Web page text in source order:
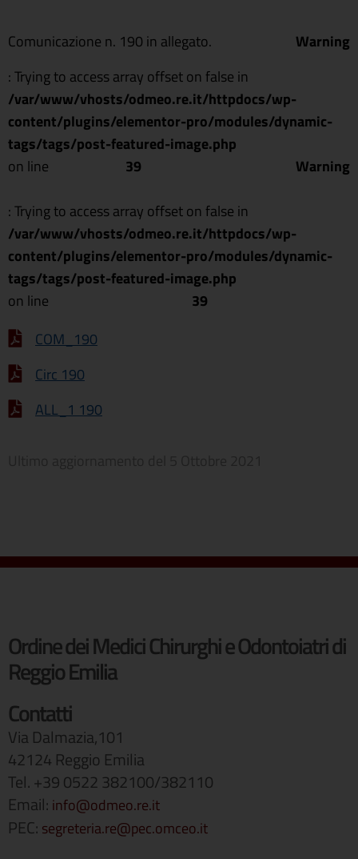
Comunicazione n. 190 in allegato.
Warning
: Trying to access array offset on false in
/var/www/vhosts/odmeo.re.it/httpdocs/wp-
content/plugins/elementor-pro/modules/dynamic-
tags/tags/post-featured-image.php
on line
39 Warning
: Trying to access array offset on false in
/var/www/vhosts/odmeo.re.it/httpdocs/wp-
content/plugins/elementor-pro/modules/dynamic-
tags/tags/post-featured-image.php
on line
39
COM_190
Circ 190
ALL_1 190
Ordine dei Medici Chirurghi e Odontoiatri di
Reggio Emilia
Contatti
Via Dalmazia,101
42124 Reggio Emilia
Tel. +39 0522 382100/382110
Email: info@odmeo.re.it
PEC: segreteria.re@pec.omceo.it